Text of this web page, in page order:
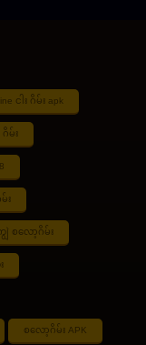
ငါး ဂိမ်း apk
ဂိမ်း
း
ျွဲ စလော့ဂိမ်း
စလော့ဂိမ်း APK